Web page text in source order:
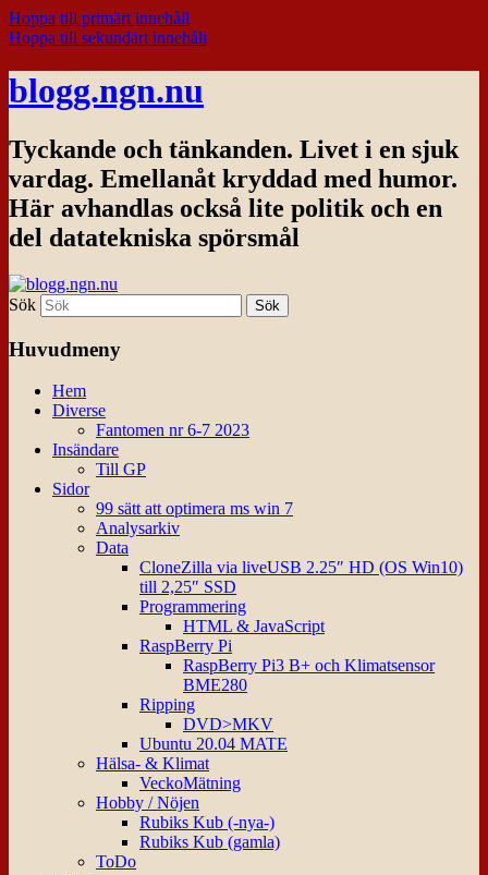
Hoppa till primärt innehåll
Hoppa till sekundärt innehåll
blogg.ngn.nu
Tyckande och tänkanden. Livet i en sjuk
vardag. Emellanåt kryddad med humor.
Här avhandlas också lite politik och en
del datatekniska spörsmål
Sök
Huvudmeny
Hem
Diverse
Fantomen nr 6-7 2023
Insändare
Till GP
Sidor
99 sätt att optimera ms win 7
Analysarkiv
Data
CloneZilla via liveUSB 2.25″ HD (OS Win10)
till 2,25″ SSD
Programmering
HTML & JavaScript
RaspBerry Pi
RaspBerry Pi3 B+ och Klimatsensor
BME280
Ripping
DVD>MKV
Ubuntu 20.04 MATE
Hälsa- & Klimat
VeckoMätning
Hobby / Nöjen
Rubiks Kub (-nya-)
Rubiks Kub (gamla)
ToDo